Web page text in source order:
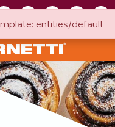
entities/default